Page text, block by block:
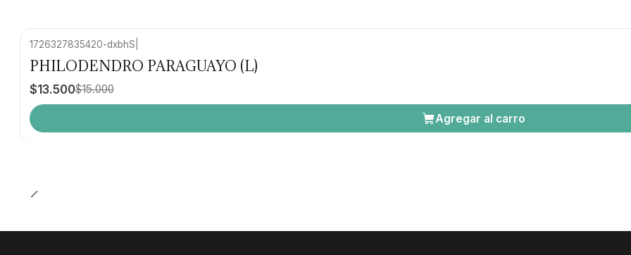
1726327835420-dxbhS
PHILODENDRO PARAGUAYO (L)
$13.500$15.000
Agregar al carro